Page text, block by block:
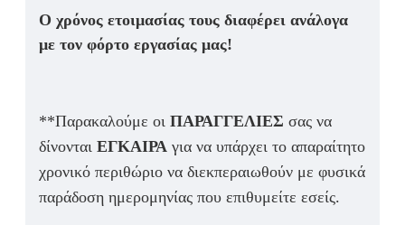
Ο χρόνος ετοιμασίας τους διαφέρει ανάλογα
με τον φόρτο εργασίας μας!
**Παρακαλούμε οι ΠΑΡΑΓΓΕΛΙΕΣ σας να
δίνονται ΕΓΚΑΙΡΑ για να υπάρχει το απαραίτητο
χρονικό περιθώριο να διεκπεραιωθούν με φυσικά
παράδοση ημερομηνίας που επιθυμείτε εσείς.